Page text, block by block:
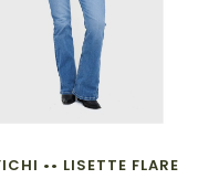
•• LISETTE FLARE